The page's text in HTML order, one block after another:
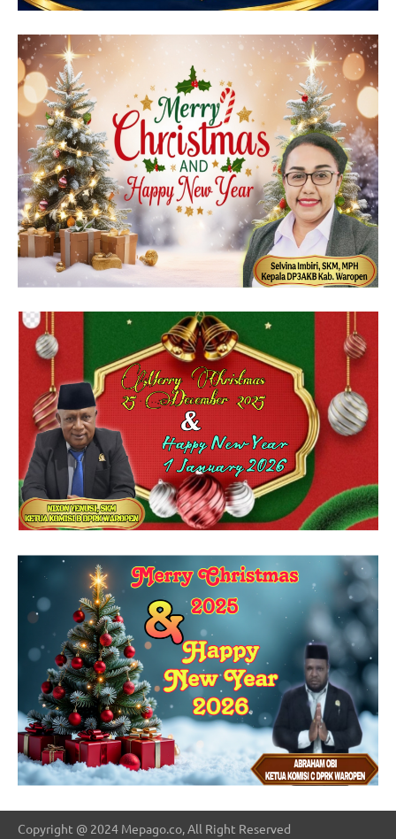
Copyright @ 2024 Mepago.co, All Right Reserved